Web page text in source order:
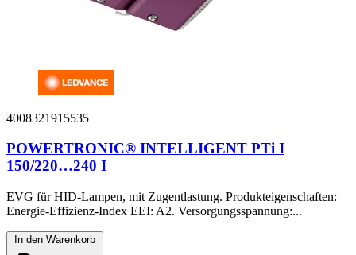
4008321915535
POWERTRONIC® INTELLIGENT PTi I
150/220…240 I
EVG für HID-Lampen, mit Zugentlastung. Produkteigenschaften:
Energie-Effizienz-Index EEI: A2. Versorgungsspannung:...
In den Warenkorb